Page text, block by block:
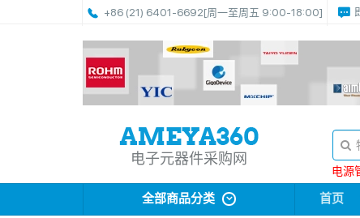
+86 (21) 6401-6692[周一至周五 9:00-18:00]
电子元器件采购网
电源
全部商品分类 首页